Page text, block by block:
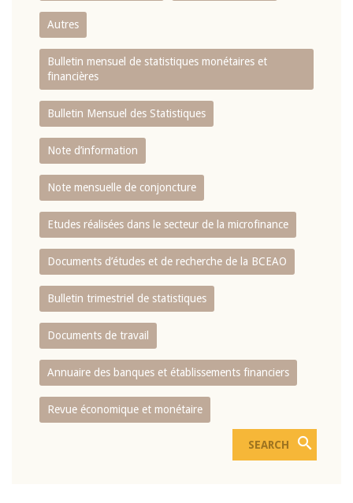
Autres
Bulletin mensuel de statistiques monétaires et
financières
Bulletin Mensuel des Statistiques
Note d’information
Note mensuelle de conjoncture
Etudes réalisées dans le secteur de la microfinance
Documents d’études et de recherche de la BCEAO
Bulletin trimestriel de statistiques
Documents de travail
Annuaire des banques et établissements financiers
Revue économique et monétaire